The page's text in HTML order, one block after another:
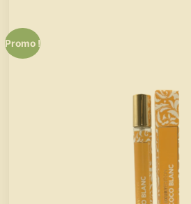
Promo !